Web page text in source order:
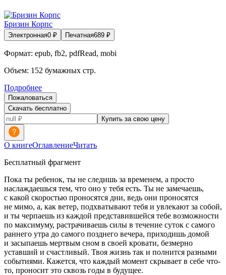
Бризин Корпс
Электронная0 ₽ Печатная689 ₽
Формат: epub, fb2, pdfRead, mobi
Объем: 152 бумажных стр.
Подробнее
Пожаловаться
Скачать бесплатно
Купить за свою цену
О книгеОглавлениеЧитать
Бесплатный фрагмент
Пока ты ребенок, ты не следишь за временем, а просто
наслаждаешься тем, что оно у тебя есть. Ты не замечаешь,
с какой скоростью проносятся дни, ведь они проносятся
не мимо, а, как ветер, подхватывают тебя и увлекают за собой,
и ты черпаешь из каждой представившейся тебе возможности
по максимуму, растрачиваешь силы в течение суток с самого
раннего утра до самого позднего вечера, приходишь домой
и засыпаешь мертвым сном в своей кровати, безмерно
уставший и счастливый. Твоя жизнь так и полнится разными
событиями. Кажется, что каждый момент скрывает в себе что-
то, проносит это сквозь годы в будущее.